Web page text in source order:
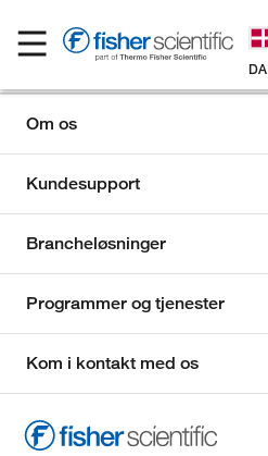
DA
Om os
Kundesupport
Brancheløsninger
Programmer og tjenester
Kom i kontakt med os